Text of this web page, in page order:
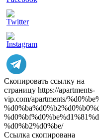
Скопировать ссылку на
страницу https://apartments-
vip.com/apartments/
%d0%b2%d0%be/
Ссылка скопирована